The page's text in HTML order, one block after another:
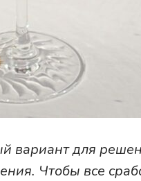
вариант для
Чтобы все